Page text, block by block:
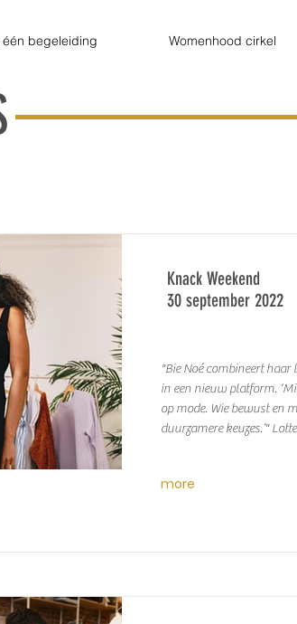
één begeleiding Womenhood cirkel
Knack Weekend
Knack Weekend
30 september 2022
"Bie Noé combineert
in een nieuw platform.
op mode. Wie bewust en
duurzamere keuzes.’"
more